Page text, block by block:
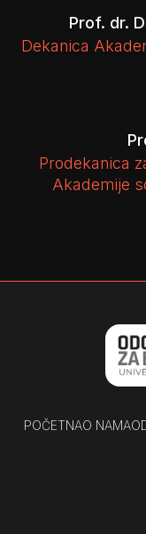
Prof. dr.
Dekanica
Prodekanica
Akademije
POČETNAO NAMA